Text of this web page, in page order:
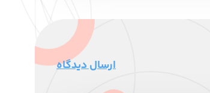
ارسال دیدگاه